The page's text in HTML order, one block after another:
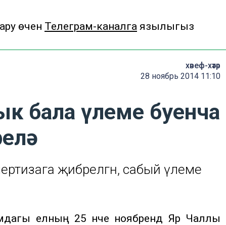
өчен Телеграм-каналга язылыгыз
хәвеф-хәтәр
28 ноябрь 2014 11:10
бала үлеме буенча
җибәрелгән, сабый үлеме
елның 25 нче ноябрендә Яр Чаллы